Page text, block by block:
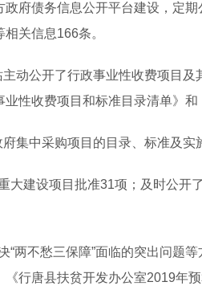
政府债务信息公开平台建设，定
关信息166条。
动公开了行政事业性收费项目
业性收费项目和标准目录清单》
集中采购项目的目录、标准及
大建设项目批准31项；及时公开
“两不愁三保障”面临的突出问题
《行唐县扶贫开发办公室2019年